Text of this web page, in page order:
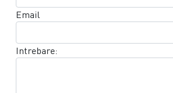
Email
Intrebare: